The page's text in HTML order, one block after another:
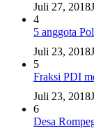
Juli 27, 2018
4
5 anggota
Juli 23, 2018
5
Fraksi PDI
Juli 23, 2018
6
Desa